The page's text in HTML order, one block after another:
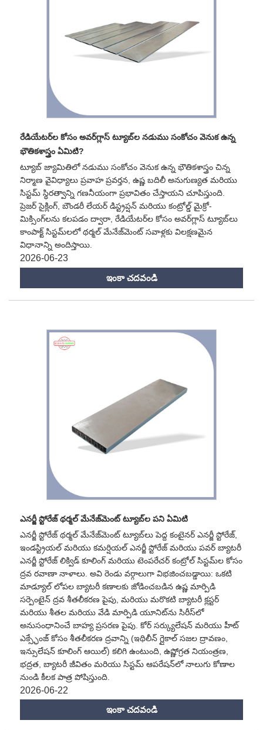
రేడియేటర్‌ల కోసం అవర్‌గ్లాస్ ట్యూబ్‌ల నడుము సంకోచం వెనుక ఉన్న
భౌతికశాస్త్రం ఏమిటి?
ట్యూబ్ జ్యామితిలో నడుము సంకోచం వెనుక ఉన్న భౌతికశాస్త్రం చిన్న
నిర్మాణ వైవిధ్యాలు ప్రవాహ ప్రవర్తన, ఉష్ణ బదిలీ అనుగుణ్యత మరియు
సిస్టమ్ స్థిరత్వాన్ని గణనీయంగా ప్రభావితం చేస్తాయని చూపిస్తుంది.
ప్రెజర్ సైక్లింగ్, బౌండరీ లేయర్ డిస్ట్రప్షన్ మరియు కంట్రోల్డ్ మైక్రో-
మిక్సింగ్‌లను కలపడం ద్వారా, రేడియేటర్‌ల కోసం అవర్‌గ్లాస్ ట్యూబ్‌లు
కాంపాక్ట్ సిస్టమ్‌లలో థర్మల్ మేనేజ్‌మెంట్ సవాళ్లకు విలక్షణమైన
విధానాన్ని అందిస్తాయి.
2026-06-23
ఇంకా చదవండి
ఎనర్జీ స్టోరేజ్ థర్మల్ మేనేజ్‌మెంట్ ట్యూబ్‌ల పని ఏమిటి
ఎనర్జీ స్టోరేజ్ థర్మల్ మేనేజ్‌మెంట్ ట్యూబ్‌లు పెద్ద కంటైనర్ ఎనర్జీ స్టోరేజ్,
ఇండస్ట్రియల్ మరియు కమర్షియల్ ఎనర్జీ స్టోరేజ్ మరియు పవర్ బ్యాటరీ
ఎనర్జీ స్టోరేజ్ లిక్విడ్ కూలింగ్ మరియు టెంపరేచర్ కంట్రోల్ సిస్టమ్‌ల కోసం
ద్రవ రవాణా నాళాలు. అవి రెండు వర్గాలుగా విభజించబడ్డాయి: ఒకటి
మాడ్యూల్ లోపల బ్యాటరీ కణాలకు జోడించబడిన ఉష్ణ మార్పిడి
సర్పెంటైన్ ద్రవ శీతలీకరణ పైపు, మరియు మరొకటి బ్యాటరీ క్లస్టర్
మరియు శీతల మరియు వేడి మార్పిడి యూనిట్‌ను సిరీస్‌లో
అనుసంధానించే బాహ్య ప్రసరణ పైపు. కోర్ సర్క్యులేషన్ మరియు హీట్
ఎక్స్ఛేంజ్ కోసం శీతలీకరణ ద్రవాన్ని (ఇథిలీన్ గ్లైకాల్ సజల ద్రావణం,
ఇన్సులేషన్ కూలింగ్ ఆయిల్) కలిగి ఉంటుంది, ఉష్ణోగ్రత నియంత్రణ,
భద్రత, బ్యాటరీ జీవితం మరియు సిస్టమ్ ఆపరేషన్‌లో నాలుగు కోణాల
నుండి కీలక పాత్ర పోషిస్తుంది.
2026-06-22
ఇంకా చదవండి